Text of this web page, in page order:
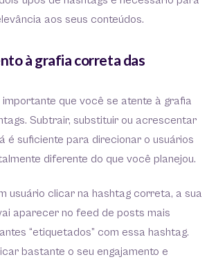
aos seus conteúdos.
à grafia correta das
que você se atente à grafia
Subtrair, substituir ou acrescentar
é suficiente para direcionar o usuários
diferente do que você planejou.
usuário clicar na hashtag correta, a sua
aparecer no feed de posts mais
“etiquetados” com essa hashtag.
bastante o seu engajamento e